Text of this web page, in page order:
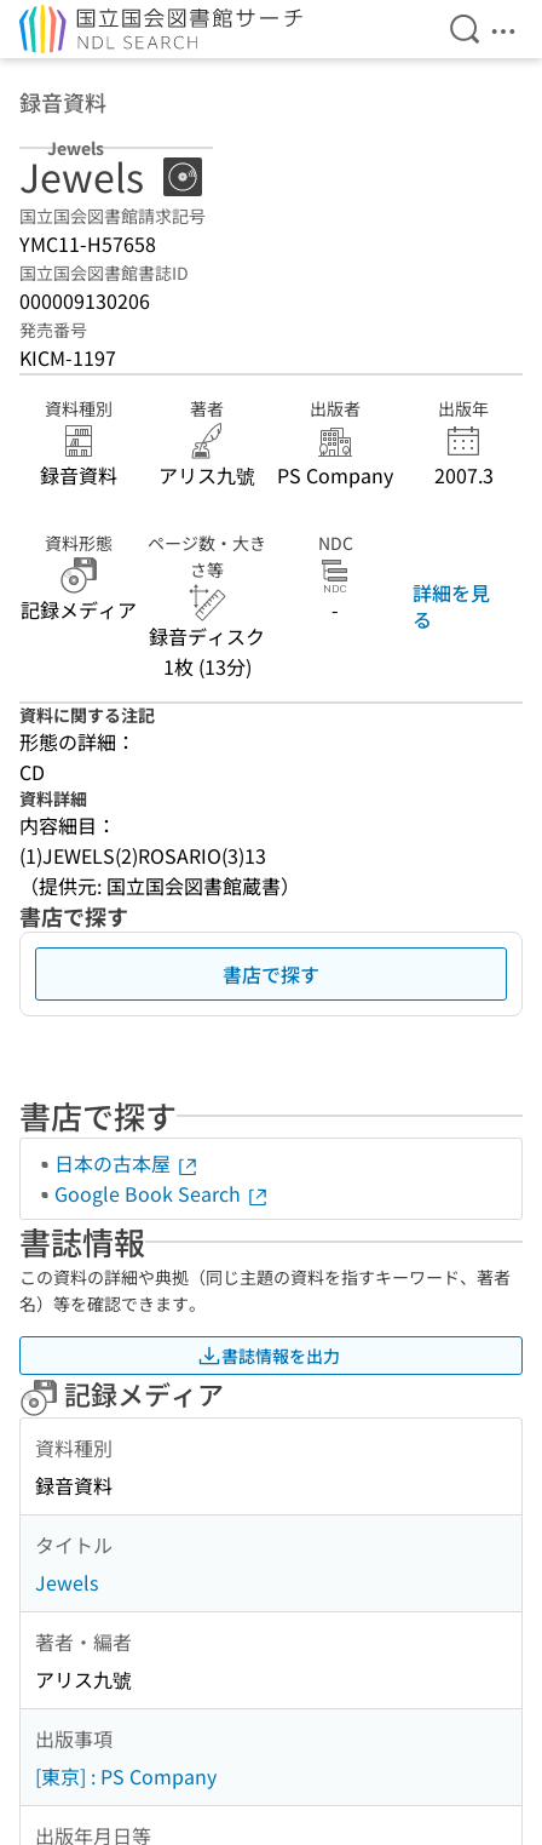
検索を
メ
録音資料
Jewels
Jewels
国立国会図書館請求記号
YMC11-H57658
国立国会図書館書誌ID
000009130206
発売番号
KICM-1197
資料種別
録音資料
著者
アリス九號
出版者
PS Company
出版年
2007.3
資料形態
記録メディア
ページ数・大き
さ等
録音ディスク
1枚 (13分)
NDC
-
詳細を見
る
資料に関する注記
形態の詳細：
CD
資料詳細
内容細目：
(1)JEWELS(2)ROSARIO(3)13
（提供元: 国立国会図書館蔵書）
書店で探す
書店で探す
書店で探す
日本の古本屋
Google Book Search
書誌情報
この資料の詳細や典拠（同じ主題の資料を指すキーワード、著者
名）等を確認できます。
書誌情報を出力
記録メディア
資料種別
録音資料
タイトル
Jewels
著者・編者
アリス九號
出版事項
[東京] : PS Company
出版年月日等